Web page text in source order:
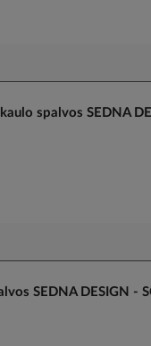
spalvos SEDNA
SEDNA DESIGN -